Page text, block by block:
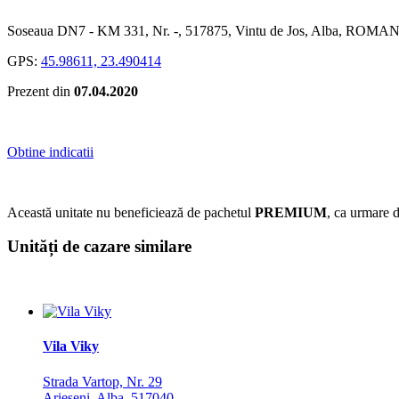
Soseaua DN7 - KM 331, Nr. -, 517875, Vintu de Jos, Alba,
GPS: 45.98611, 23.490414
Prezent din 07.04.2020
Obtine indicatii
Această unitate nu beneficiează de pachetul PREMIUM, ca urmare
Unități de cazare similare
Vila Viky
Strada Vartop, Nr. 29